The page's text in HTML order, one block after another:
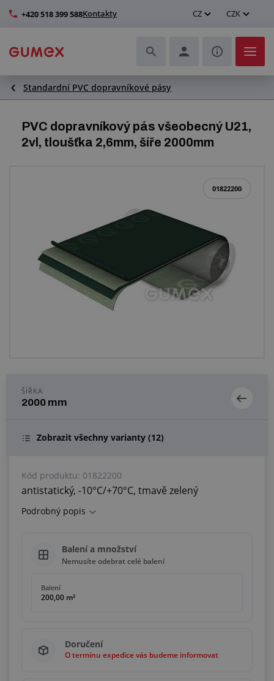
+420 518 399 588Kontakty CZ CZK
Hadice a jejich kompletace
Profily a výroba těsnění
Zlepšení pracovního prostředí
Další pryžové a plastové výrobky
Centrum poptávek
Standardní PVC dopravníkové pásy
PVC dopravníkový pás všeobecný U21,
2vl, tloušťka 2,6mm, šíře 2000mm
01822200
ŠÍŘKA
2000 mm
Zobrazit všechny varianty (12)
Kód produktu: 01822200
antistatický, -10°C/+70°C, tmavě zelený
Podrobný popis
Balení a množství
Nemusíte odebrat celé balení
Balení
200,00 m²
Doručení
O termínu expedice vás budeme informovat